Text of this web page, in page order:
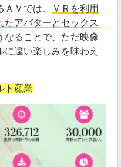
いるようですが、肝心
型ウォレットに関して
レット。
に上場していない
ルに張り付いたまま3週
Ｖでは、
ＶＲを利用
たアバターとセックス
なることで、ただ映像
違い楽しみを味わえ
ト産業